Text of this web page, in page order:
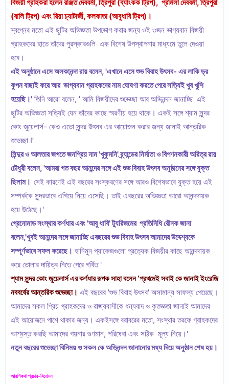
বিজয়ী গ্রাহকরা হলেন রঞ্জিত দেববর্মা, ত্রিপুরা (ব্যাংকক ট্রিপ), প্রমিলা দেববর্মা, ত্রিপুরা
(বালি ট্রিপ) এবং রিয়া চ্যাটার্জী, কলকাতা (আবুধাবি ট্রিপ)।
স্বপ্নের মতো এই ছুটির অভিজ্ঞতা উপভোগ করার জন্য ওই ৩জন ভাগ্যবান বিজয়ী
গ্রাহকদের হাতে তাঁদের পুরস্কারগুলি এক বিশেষ উপস্থাপনার মাধ্যমে তুলে দেওয়া
হবে।
এই অনুষ্ঠানে এসে অলকানন্দা রায় বলেন, 'এখানে এসে শুভ বিবাহ উৎসব- এর লাকি ড্র
কুপন বাছাই করে আর ভাগ্যবান গ্রাহকদের নাম ঘোষণা করতে পেরে সত্যিই খুব খুশি
হয়েছি।' তিনি আরো বলেন, ' আমি বিজয়ীদের শুভেচ্ছা আর অভিনন্দন জানাচ্ছি এই
ছুটির অভিজ্ঞতা সত্যিই যেন তাঁদের কাছে স্মরণীয় হয়ে থাকে। একই সঙ্গে শ্যাম সুন্দর
কোং জুয়েলার্স- কেও এতো সুন্দর উৎসব এর আয়োজন করার জন্য জানাই আন্তরিক
শুভেচ্ছা I’
সিন্দুর ও আলতার জগতে জনপ্রিয় নাম 'খুকুমনি' ব্র্যান্ডের নির্মাতা ও বিপণনকারী অরিত্র রায়
চৌধুরী বলেন, 'আমরা গত বছর আনন্দের সঙ্গে এই শুভ বিবাহ উৎসব অনুষ্ঠানের সঙ্গে যুক্ত
ছিলাম। সেই কারণেই এই বছরের সংস্করণের সঙ্গে আরও বিশেষভাবে যুক্ত হয়ে এই
সম্পর্ককে সুন্দরভাবে এগিয়ে নিয়ে এসেছি। তাই এবছরের অভিজ্ঞতা আরো আনন্দদায়ক
হয়ে উঠেছে।'
গ্রেনোমাড সংস্থার কর্ণধার এবং 'আবু ধাবি' ট্যুরিজমের প্রতিনিধি রৌনক জানা
বলেন,'খুবই আনন্দের সঙ্গে জানাচ্ছি এবছরের শুভ বিবাহ উৎসব আমাদের উদ্দেশ্যকে
সম্পূর্ণভাবে সফল করেছে। হানিমুন প্যাকেজগুলো প্রত্যেক বিজয়ীর কাছে আনন্দদায়ক
করে তোলার দায়িত্ব নিতে পেরে গর্বিত '
শ্যাম সুন্দর কোং জুয়েলার্স এর কর্ণধার রূপক সাহা বলেন ‘প্রথমেই সবাই কে জানাই ইংরেজি
নববর্ষের আন্তরিক শুভেচ্ছা। এই বছরের 'শুভ বিবাহ উৎসব' অসামান্য সাফল্য পেয়েছে।
আমাদের সকল প্রিয় গ্রাহকদের ও রাজ্যবাসীকে ধন্যবাদ ও কৃতজ্ঞতা জানাই আমাদের
এই আয়োজনে পাশে থাকার জন্য। একইসঙ্গে বরাবরের মতো, সংস্থার তরফে গ্রাহকদের
আশ্বস্ত করছি আমাদের গয়নার গুণমান, পরিষেবা এবং সঠিক মূল্য নিয়ে।'
নতুন বছরের শুভেচ্ছা বিনিময় ও সকল কে অভিনন্দন জানানোর মধ্য দিয়ে অনুষ্ঠান শেষ হয়।
আরশিকথা প্রচার-বিনোদন